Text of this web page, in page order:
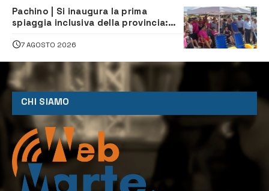
Pachino | Si inaugura la prima
spiaggia inclusiva della provincia:
tutti
7 AGOSTO 2026
CHI SIAMO